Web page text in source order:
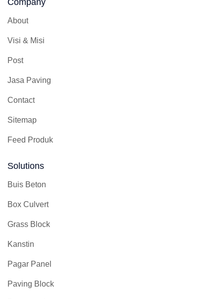
Company
About
Visi & Misi
Post
Jasa Paving
Contact
Sitemap
Feed Produk
Solutions
Buis Beton
Box Culvert
Grass Block
Kanstin
Pagar Panel
Paving Block